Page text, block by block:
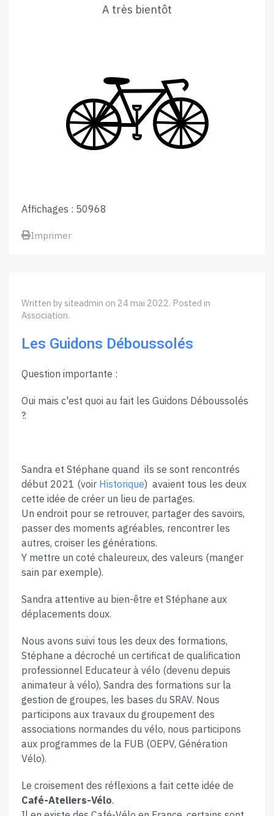
A très bientôt
Affichages : 50968
Imprimer
Written by siteadmin on 24 mai 2022. Posted in
Association.
Les Guidons Déboussolés
Question importante :
Oui mais c'est quoi au fait les Guidons Déboussolés
?.
Sandra et Stéphane quand ils se sont rencontrés
début 2021 (voir Historique) avaient tous les deux
cette idée de créer un lieu de partages.
Un endroit pour se retrouver, partager des savoirs,
passer des moments agréables, rencontrer les
autres, croiser les générations.
Y mettre un coté chaleureux, des valeurs (manger
sain par exemple).
Sandra attentive au bien-être et Stéphane aux
déplacements doux.
Nous avons suivi tous les deux des formations,
Stéphane a décroché un certificat de qualification
professionnel Educateur à vélo (devenu depuis
animateur à vélo), Sandra des formations sur la
gestion de groupes, les bases du SRAV. Nous
participons aux travaux du groupement des
associations normandes du vélo, nous participons
aux programmes de la FUB (OEPV, Génération
Vélo).
Le croisement des réflexions a fait cette idée de
Café-Ateliers-Vélo.